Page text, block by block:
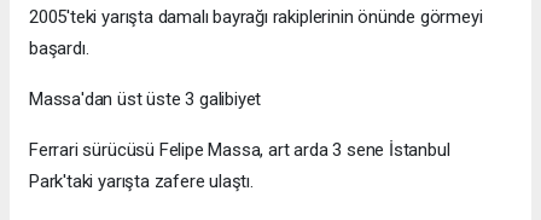
2005'teki yarışta damalı bayrağı rakiplerinin önünde görmeyi
başardı.
Massa'dan üst üste 3 galibiyet
Ferrari sürücüsü Felipe Massa, art arda 3 sene İstanbul
Park'taki yarışta zafere ulaştı.